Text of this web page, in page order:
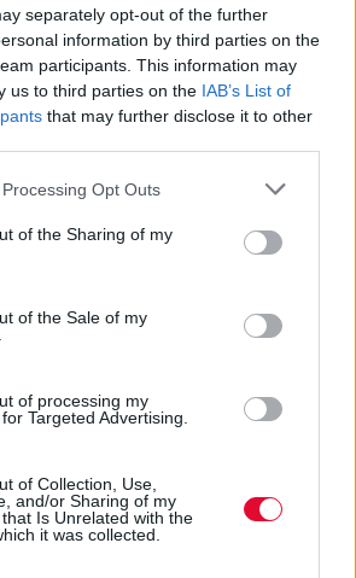
separately opt-out of the further
information by third parties on the
participants. This information may
us to third parties on the IAB’s List of
that may further disclose it to other
Opt Outs
of the Sharing of my
of the Sale of my
of processing my
Targeted Advertising.
of Collection, Use,
and/or Sharing of my
Is Unrelated with the
it was collected.